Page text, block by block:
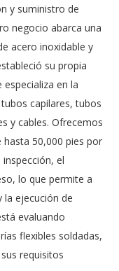
y suministro de
negocio abarca una
acero inoxidable y
su propia
en la
capilares, tubos
y cables. Ofrecemos
50,000 pies por
el
lo que permite a
la ejecución de
evaluando
flexibles soldadas,
requisitos